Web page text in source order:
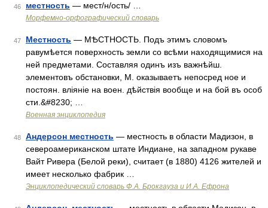
46 местность — мест/н/ость/ …
Морфемно-орфографический словарь
47 Местность — МѢСТНОСТЬ. Подъ этимъ словомъ
равумѣется поверхность земли со всѣми находящимися на
ней предметами. Составляя одинъ изъ важнѣйш.
элементовъ обстановки, М. оказываетъ непосред ное и
постоян. вліяніе на воен. дѣйствія вообще и на бой въ особ
сти.&#8230; …
Военная энциклопедия
48 Андерсон местность — местность в области Мадизон, в
североамериканском штате Индиане, на западном рукаве
Вайт Ривера (Белой реки), считает (в 1880) 4126 жителей и
имеет несколько фабрик …
Энциклопедический словарь Ф.А. Брокгауза и И.А. Ефрона